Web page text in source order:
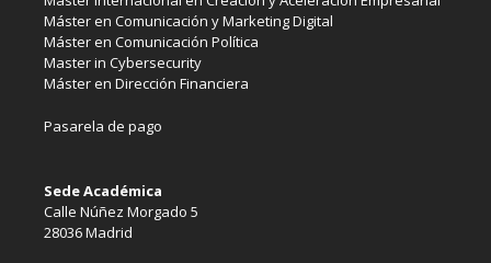
Máster en Comunicación y Marketing Digital
Máster en Comunicación Política
Master in Cybersecurity
Máster en Dirección Financiera
Pasarela de pago
Sede Académica
Calle Núñez Morgado 5
28036 Madrid